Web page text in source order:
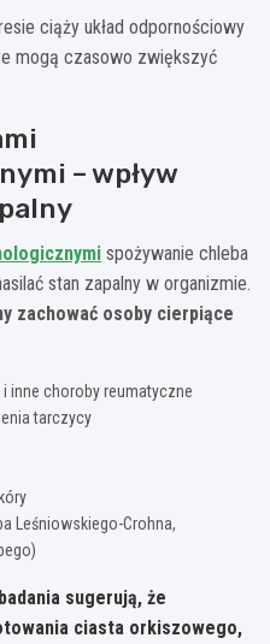
ciąży układ odpornościowy
mogą czasowo zwiększyć
– wpływ
spożywanie chleba
stan zapalny w organizmie.
zachować osoby cierpiące
inne choroby reumatyczne
tarczycy
Leśniowskiego-Crohna,
sugerują, że
ciasta orkiszowego,